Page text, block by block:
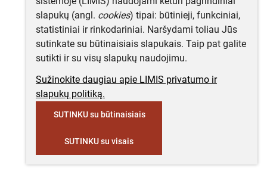
slapukų (angl. cookies) tipai: būtinieji, funkciniai,
statistiniai ir rinkodariniai. Naršydami toliau Jūs
sutinkate su būtinaisiais slapukais. Taip pat galite
sutikti ir su visų slapukų naudojimu.
Sužinokite daugiau apie LIMIS privatumo ir
slapukų politiką.
SUTINKU su būtinaisiais
SUTINKU su visais